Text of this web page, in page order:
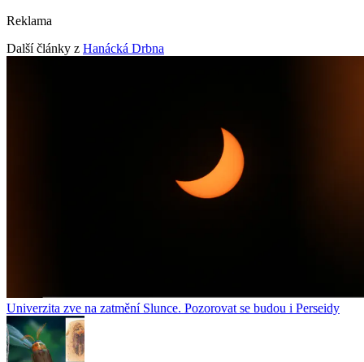
Reklama
Další články z Hanácká Drbna
Univerzita zve na zatmění Slunce. Pozorovat se budou i Perseidy